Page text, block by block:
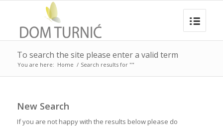
To search the site please enter a valid term
You are here: Home / Search results for ""
New Search
If you are not happy with the results below please do